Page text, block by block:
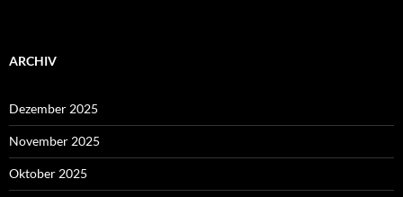
ARCHIV
Dezember 2025
November 2025
Oktober 2025